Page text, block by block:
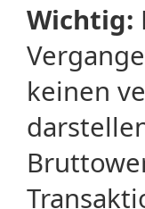
Wichtig:
keinen